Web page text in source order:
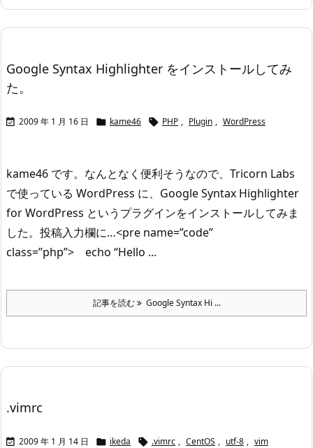
Google Syntax Highlighter をインストールしてみ
た。
 2009 年 1 月 16 日  kame46  PHP , Plugin , WordPress
kame46 です。 なんとなく便利そうなので、Tricorn Labs
で使っている WordPress に、Google Syntax Highlighter
for WordPress というプラグインをインストールしてみま
した。 投稿入力欄に…<pre name=”code”
class=”php”> echo “Hello ...
記事を読む Google Syntax Hi ...
.vimrc
 2009 年 1 月 14 日  ikeda  .vimrc , CentOS , utf-8 , vim